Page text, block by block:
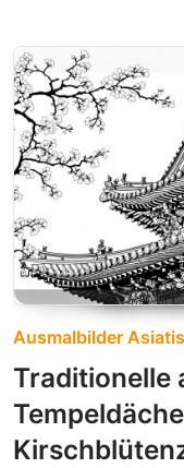
Ausmalbilder
Traditionelle